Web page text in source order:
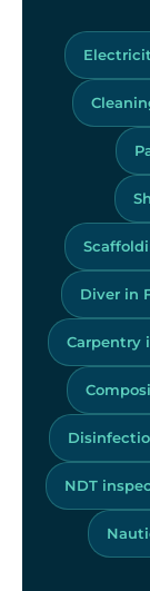
Diver in
Carpentry
NDT